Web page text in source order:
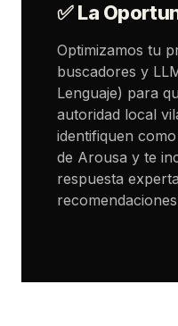
✅ La
Optimizamos tu
buscadores y
Lenguaje) para
autoridad local
identifiquen
de Arousa y te
respuesta